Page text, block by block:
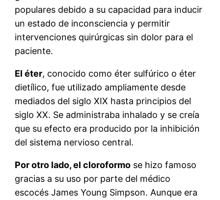
populares debido a su capacidad para inducir
un estado de inconsciencia y permitir
intervenciones quirúrgicas sin dolor para el
paciente.
El éter, conocido como éter sulfúrico o éter
dietílico, fue utilizado ampliamente desde
mediados del siglo XIX hasta principios del
siglo XX. Se administraba inhalado y se creía
que su efecto era producido por la inhibición
del sistema nervioso central.
Por otro lado, el cloroformo se hizo famoso
gracias a su uso por parte del médico
escocés James Young Simpson. Aunque era